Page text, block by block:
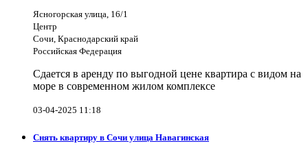
Ясногорская улица, 16/1
Центр
Сочи, Краснодарский край
Российская Федерация
Сдается в аренду по выгодной цене квартира с видом на
море в современном жилом комплексе
03-04-2025 11:18
Снять квартиру в Сочи улица Навагинская